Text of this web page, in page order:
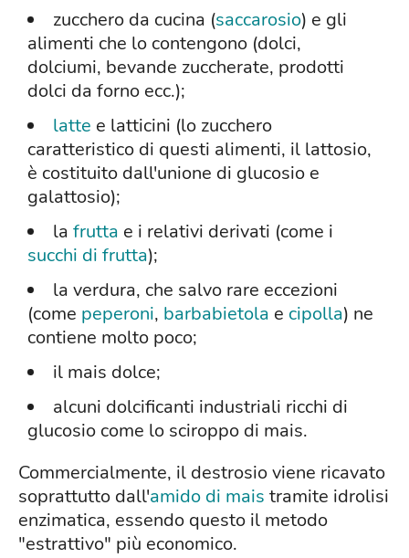
zucchero da cucina (saccarosio) e gli
alimenti che lo contengono (dolci,
dolciumi, bevande zuccherate, prodotti
dolci da forno ecc.);
latte e latticini (lo zucchero
caratteristico di questi alimenti, il lattosio,
è costituito dall'unione di glucosio e
galattosio);
la frutta e i relativi derivati (come i
succhi di frutta);
la verdura, che salvo rare eccezioni
(come peperoni, barbabietola e cipolla) ne
contiene molto poco;
il mais dolce;
alcuni dolcificanti industriali ricchi di
glucosio come lo sciroppo di mais.
Commercialmente, il destrosio viene ricavato
soprattutto dall'amido di mais tramite idrolisi
enzimatica, essendo questo il metodo
"estrattivo" più economico.